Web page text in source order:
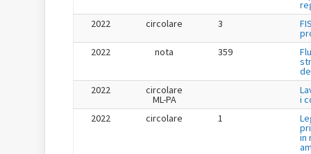
2022
circolare 3
2022
nota 359
2022
circolare
ML-PA
i
2022
circolare 1
in